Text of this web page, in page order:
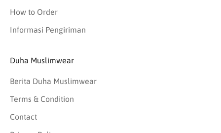
How to Order
Informasi Pengiriman
Duha Muslimwear
Berita Duha Muslimwear
Terms & Condition
Contact